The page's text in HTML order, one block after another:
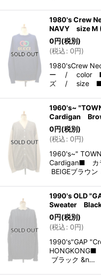
1980's Crew
NAVY size M (
0円(税別)
(税込: 0円)
1980'sCrew
ー / color
ズ / size
1960's~
Cardigan
0円(税別)
(税込: 0円)
1960's~"
Cardigan■
BEIGEブラウ
1990's OLD
Sweater
0円(税別)
(税込: 0円)
1990's"GAP
ブラック &n…